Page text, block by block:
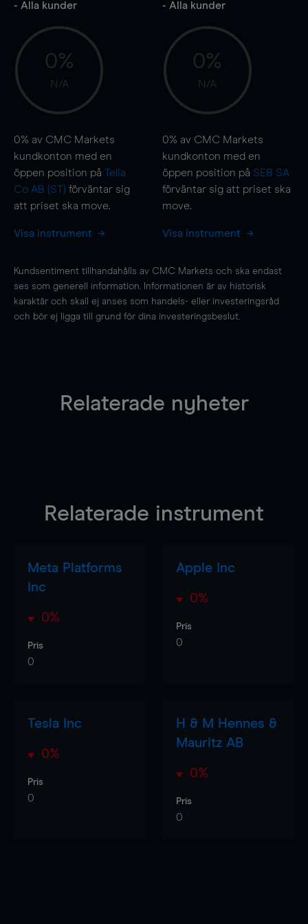
- Alla kunder
0%
N/A
0% av CMC Markets
kundkonton med en
öppen position på Telia
Co AB (ST) förväntar sig
att priset ska move.
Visa instrument
- Alla kunder
0%
N/A
0% av CMC Markets
kundkonton med en
öppen position på SEB SA
förväntar sig att priset ska
move.
Visa instrument
Kundsentiment tillhandahålls av CMC Markets och ska endast
ses som generell information. Informationen är av historisk
karaktär och skall ej anses som handels- eller investeringsråd
och bör ej ligga till grund för dina investeringsbeslut.
Relaterade nyheter
Relaterade instrument
Meta Platforms
Inc
0%
Pris
0
Apple Inc
0%
Pris
0
Tesla Inc
0%
Pris
0
H & M Hennes &
Mauritz AB
0%
Pris
0